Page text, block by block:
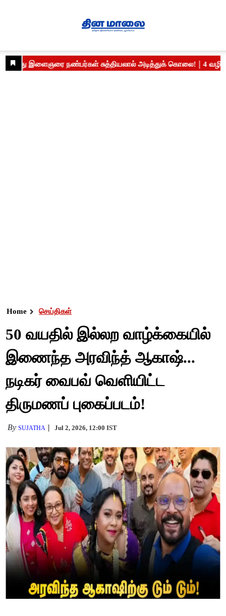
Home செய்திகள்
50 வயதில் இல்லற வாழ்க்கையில்
இணைந்த அரவிந்த் ஆகாஷ்...
நடிகர் வைபவ் வெளியிட்ட
திருமணப் புகைப்படம்!
BySUJATHA Jul 2, 2026, 12:00 IST